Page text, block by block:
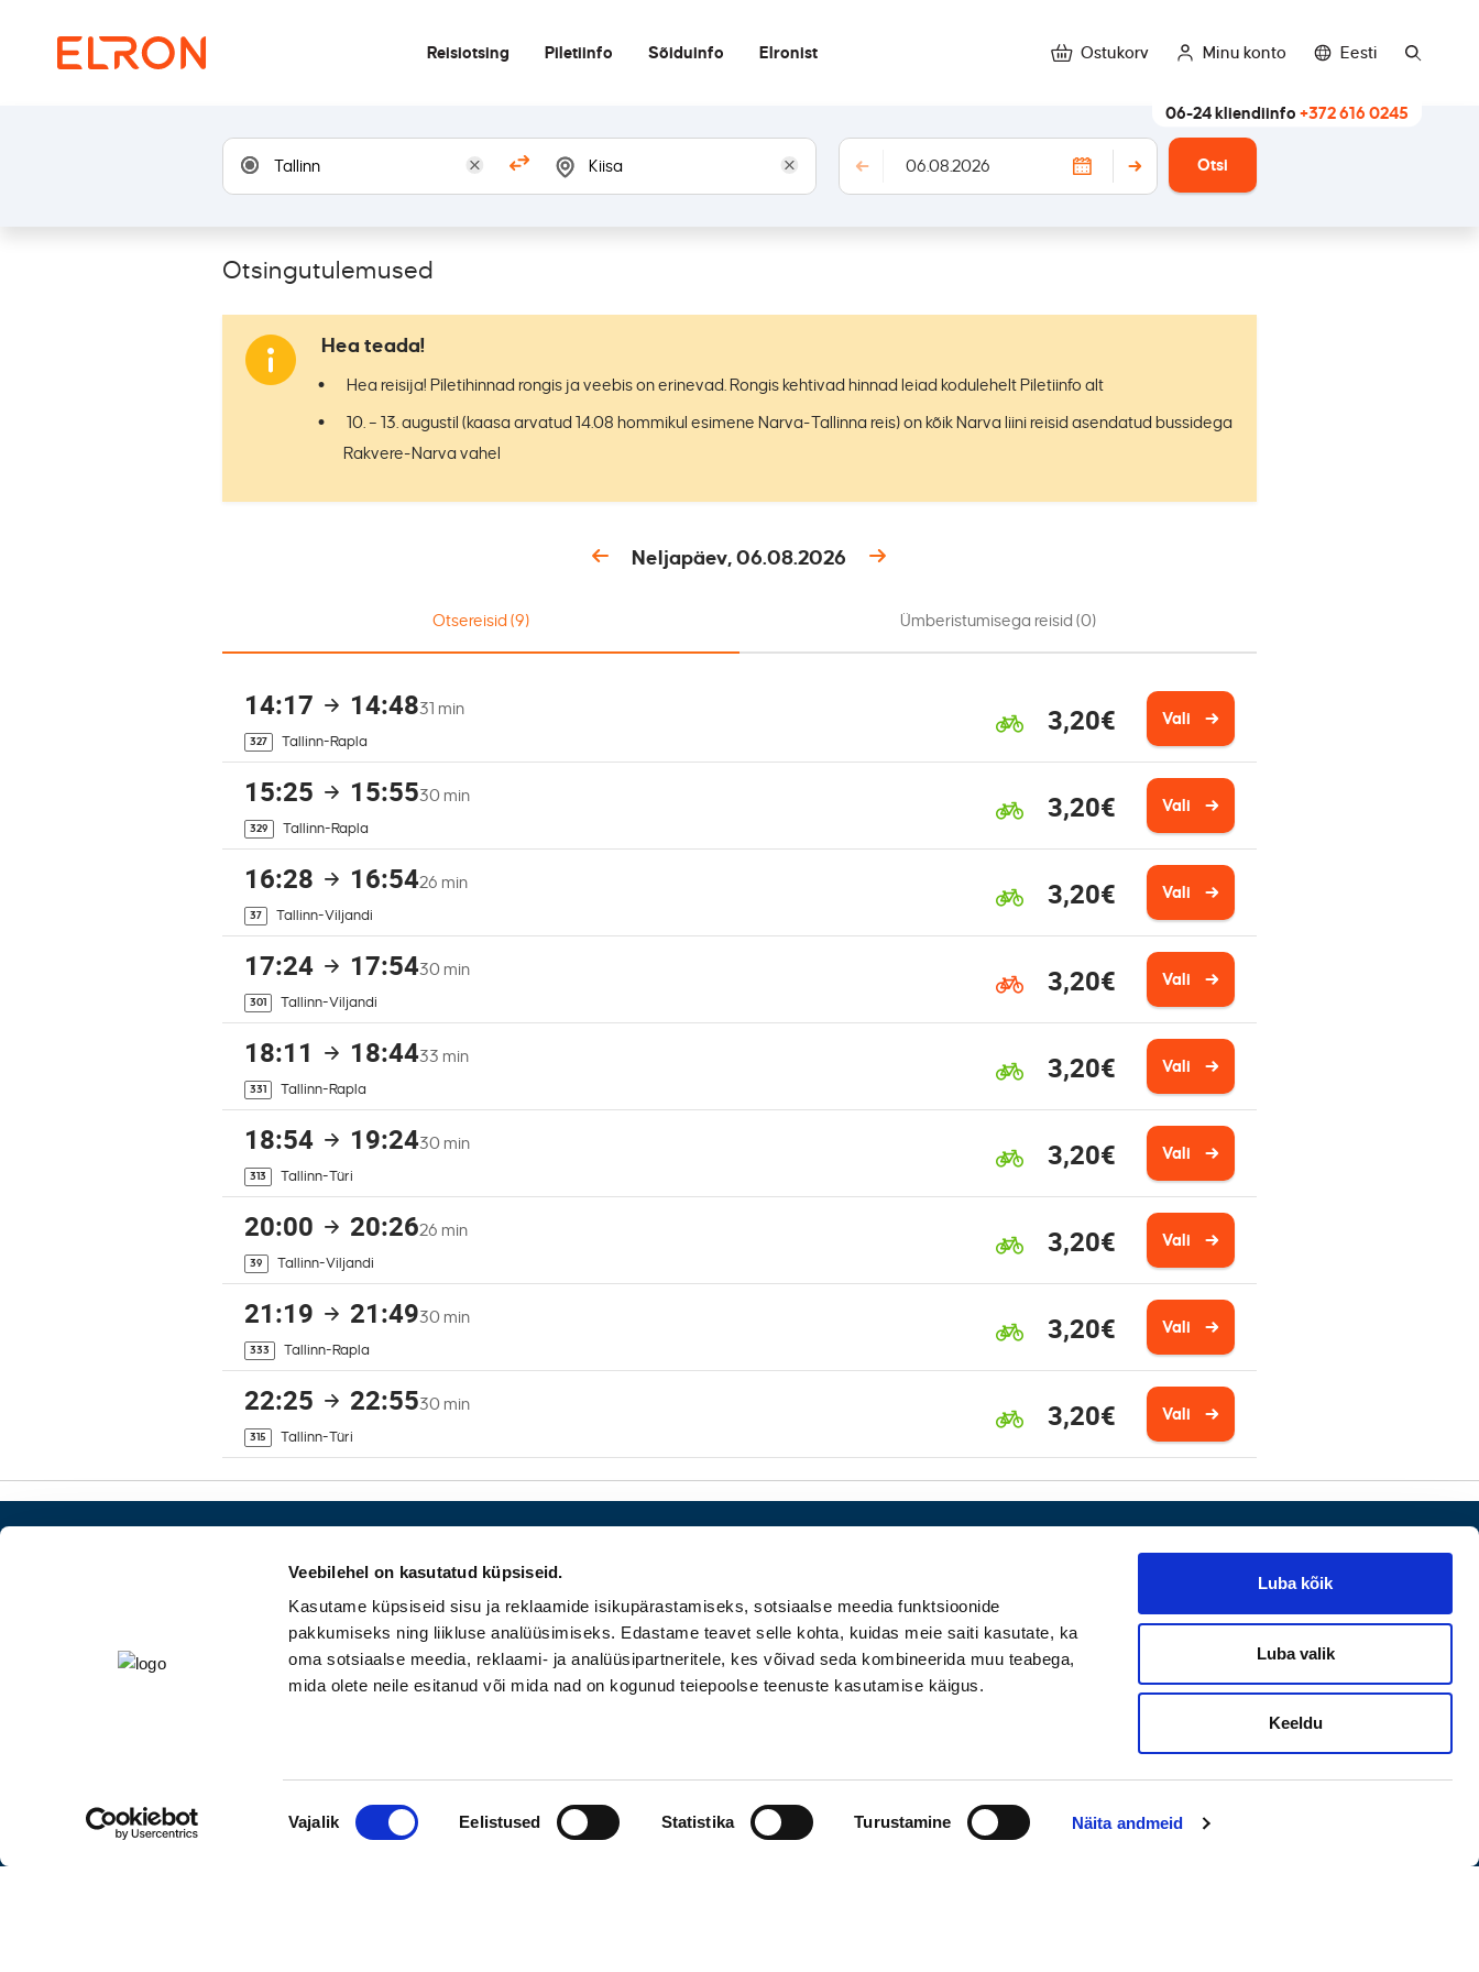
Veebilehel on kasutatud küpsiseid.
Kasutame küpsiseid sisu ja reklaamide isikupärastamiseks, sotsiaalse meedia funktsioonide
pakkumiseks ning liikluse analüüsimiseks. Edastame teavet selle kohta, kuidas meie saiti kasutate, ka
oma sotsiaalse meedia, reklaami- ja analüüsipartneritele, kes võivad seda kombineerida muu teabega,
mida olete neile esitanud või mida nad on kogunud teiepoolse teenuste kasutamise käigus.
Nõusoleku
valik
Vajalik Eelistused Statistika Turustamine Näita andmeid
Luba kõik
Luba valik
Keeldu
Reisiotsing Piletiinfo Sõiduinfo Elronist Ostukorv Minu konto Eesti
06-24 kliendiinfo +372 616 0245
Otsi
Otsingutulemused
Hea teada!
Hea reisija! Piletihinnad rongis ja veebis on erinevad. Rongis kehtivad hinnad leiad kodulehelt Piletiinfo alt
10. – 13. augustil (kaasa arvatud 14.08 hommikul esimene Narva-Tallinna reis) on kõik Narva liini reisid asendatud bussidega
Rakvere-Narva vahel
Neljapäev, 06.08.2026
Otsereisid (9) Ümberistumisega reisid (0)
14:17 14:4831 min 3,20€ Vali
327 Tallinn-Rapla
15:25 15:5530 min 3,20€ Vali
329 Tallinn-Rapla
16:28 16:5426 min 3,20€ Vali
37 Tallinn-Viljandi
17:24 17:5430 min 3,20€ Vali
301 Tallinn-Viljandi
18:11 18:4433 min 3,20€ Vali
331 Tallinn-Rapla
18:54 19:2430 min 3,20€ Vali
313 Tallinn-Türi
20:00 20:2626 min 3,20€ Vali
39 Tallinn-Viljandi
21:19 21:4930 min 3,20€ Vali
333 Tallinn-Rapla
22:25 22:5530 min 3,20€ Vali
315 Tallinn-Türi
06-24 kliendiinfo+372 616 0245
Reisiotsing Tagastamine Leitud asjad